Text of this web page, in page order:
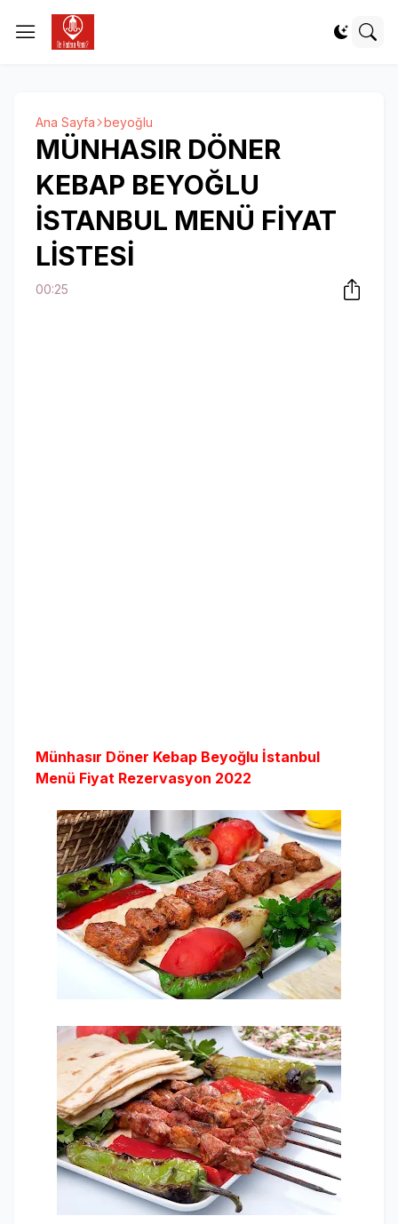
Ana Sayfa beyoğlu
MÜNHASIR DÖNER
KEBAP BEYOĞLU
İSTANBUL MENÜ FİYAT
LİSTESİ
00:25
Münhasır Döner Kebap Beyoğlu İstanbul
Menü Fiyat Rezervasyon 2022